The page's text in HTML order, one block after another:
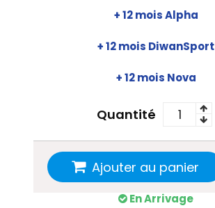
+ 12 mois Alpha
+ 12 mois DiwanSport
+ 12 mois Nova
Quantité
Ajouter au panier
En Arrivage